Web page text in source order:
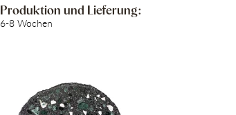
Produktion und Lieferung:
6-8 Wochen